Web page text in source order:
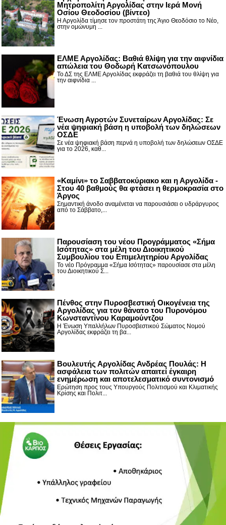
Μητροπολίτη Αργολίδας στην Ιερά Μονή
Οσίου Θεοδοσίου (βίντεο)
Η Αργολίδα τίμησε τον προστάτη της Άγιο Θεοδόσιο το Νέο,
στην ομώνυμη ...
ΕΛΜΕ Αργολίδας: Βαθιά θλίψη για την αιφνίδια
απώλεια του Θοδωρή Κατσωνόπουλου
Το ΔΣ της ΕΛΜΕ Αργολίδας εκφράζει τη βαθιά του θλίψη για
την αιφνίδια ...
Ένωση Αγροτών Συνεταίρων Αργολίδας: Σε
νέα ψηφιακή βάση η υποβολή των δηλώσεων
ΟΣΔΕ
Σε νέα ψηφιακή βάση περνά η υποβολή των δηλώσεων ΟΣΔΕ
για το 2026, καθ...
«Καμίνι» το Σαββατοκύριακο και η Αργολίδα -
Στου 40 βαθμούς θα φτάσει η θερμοκρασία στο
Άργος
Σημαντική άνοδο αναμένεται να παρουσιάσει ο υδράργυρος
από το Σάββατο,...
Παρουσίαση του νέου Προγράμματος «Σήμα
Ισότητας» στα μέλη του Διοικητικού
Συμβουλίου του Επιμελητηρίου Αργολίδας
Το νέο Πρόγραμμα «Σήμα Ισότητας» παρουσίασε στα μέλη
του Διοικητικού Σ...
Πένθος στην Πυροσβεστική Οικογένεια της
Αργολίδας για τον θάνατο του Πυρονόμου
Κωνσταντίνου Καραμούντζου
Η Ένωση Υπαλλήλων Πυροσβεστικού Σώματος Νομού
Αργολίδας εκφράζει τη βα...
Βουλευτής Αργολίδας Ανδρέας Πουλάς: Η
ασφάλεια των πολιτών απαιτεί έγκαιρη
ενημέρωση και αποτελεσματικό συντονισμό
Ερώτηση προς τους Υπουργούς Πολιτισμού και Κλιματικής
Κρίσης και Πολιτ...